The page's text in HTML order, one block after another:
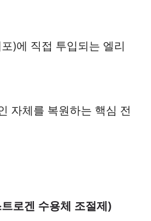
)에 직접 투입되는 엘리
자체를 복원하는 핵심 전
로겐 수용체 조절제)